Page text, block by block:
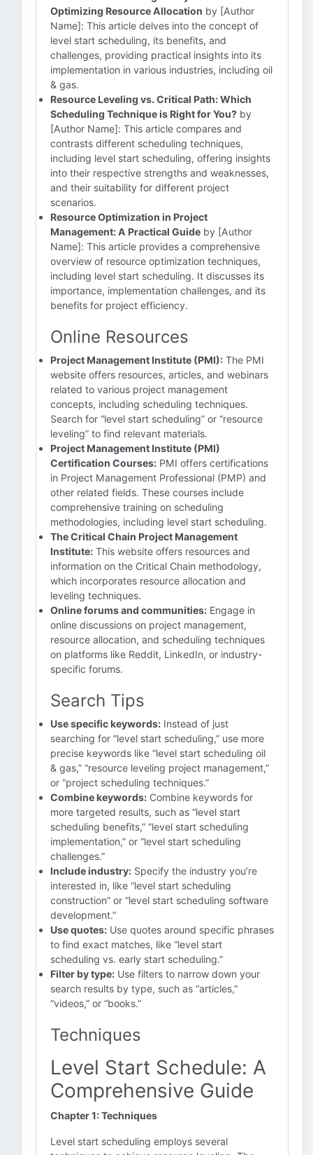
Optimizing Resource Allocation by [Author
Name]: This article delves into the concept of
level start scheduling, its benefits, and
challenges, providing practical insights into its
implementation in various industries, including oil
& gas.
Resource Leveling vs. Critical Path: Which
Scheduling Technique is Right for You? by
[Author Name]: This article compares and
contrasts different scheduling techniques,
including level start scheduling, offering insights
into their respective strengths and weaknesses,
and their suitability for different project
scenarios.
Resource Optimization in Project
Management: A Practical Guide by [Author
Name]: This article provides a comprehensive
overview of resource optimization techniques,
including level start scheduling. It discusses its
importance, implementation challenges, and its
benefits for project efficiency.
Online Resources
Project Management Institute (PMI): The PMI
website offers resources, articles, and webinars
related to various project management
concepts, including scheduling techniques.
Search for “level start scheduling” or “resource
leveling” to find relevant materials.
Project Management Institute (PMI)
Certification Courses: PMI offers certifications
in Project Management Professional (PMP) and
other related fields. These courses include
comprehensive training on scheduling
methodologies, including level start scheduling.
The Critical Chain Project Management
Institute: This website offers resources and
information on the Critical Chain methodology,
which incorporates resource allocation and
leveling techniques.
Online forums and communities: Engage in
online discussions on project management,
resource allocation, and scheduling techniques
on platforms like Reddit, LinkedIn, or industry-
specific forums.
Search Tips
Use specific keywords: Instead of just
searching for “level start scheduling,” use more
precise keywords like “level start scheduling oil
& gas,” “resource leveling project management,”
or “project scheduling techniques.”
Combine keywords: Combine keywords for
more targeted results, such as “level start
scheduling benefits,” “level start scheduling
implementation,” or “level start scheduling
challenges.”
Include industry: Specify the industry you’re
interested in, like “level start scheduling
construction” or “level start scheduling software
development.”
Use quotes: Use quotes around specific phrases
to find exact matches, like “level start
scheduling vs. early start scheduling.”
Filter by type: Use filters to narrow down your
search results by type, such as “articles,”
“videos,” or “books.”
Techniques
Level Start Schedule: A
Comprehensive Guide
Chapter 1: Techniques
Level start scheduling employs several